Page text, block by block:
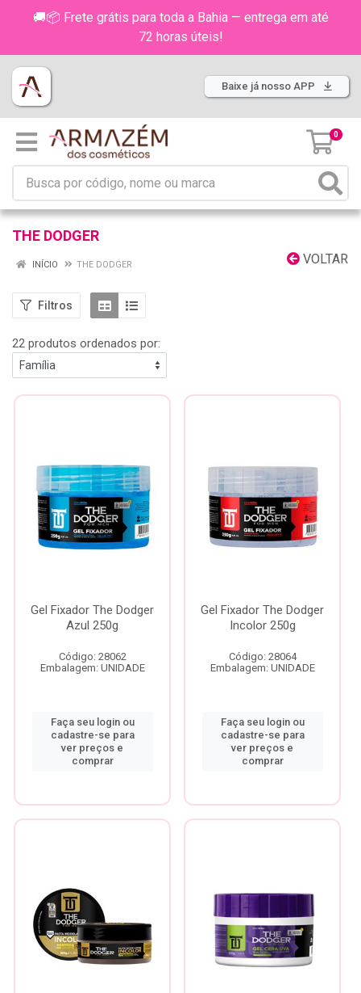
🚚📦 Frete grátis para toda a Bahia — entrega em até
72 horas úteis!
Baixe já nosso APP
0
THE DODGER
VOLTAR
INÍCIO THE DODGER
Filtros
22 produtos ordenados por:
Gel Fixador The Dodger
Azul 250g
Código: 28062
Embalagem: UNIDADE
Faça seu login ou
cadastre-se para
ver preços e
comprar
Gel Fixador The Dodger
Incolor 250g
Código: 28064
Embalagem: UNIDADE
Faça seu login ou
cadastre-se para
ver preços e
comprar